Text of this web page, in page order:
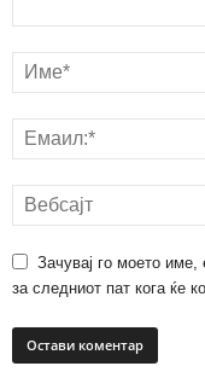
Зачувај го моето име,
за следниот пат кога ќе